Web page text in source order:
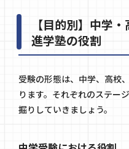
【目的別】中学
進学塾の役割
受験の形態は、中学、高校
ります。それぞれのステー
掘りしていきましょう。